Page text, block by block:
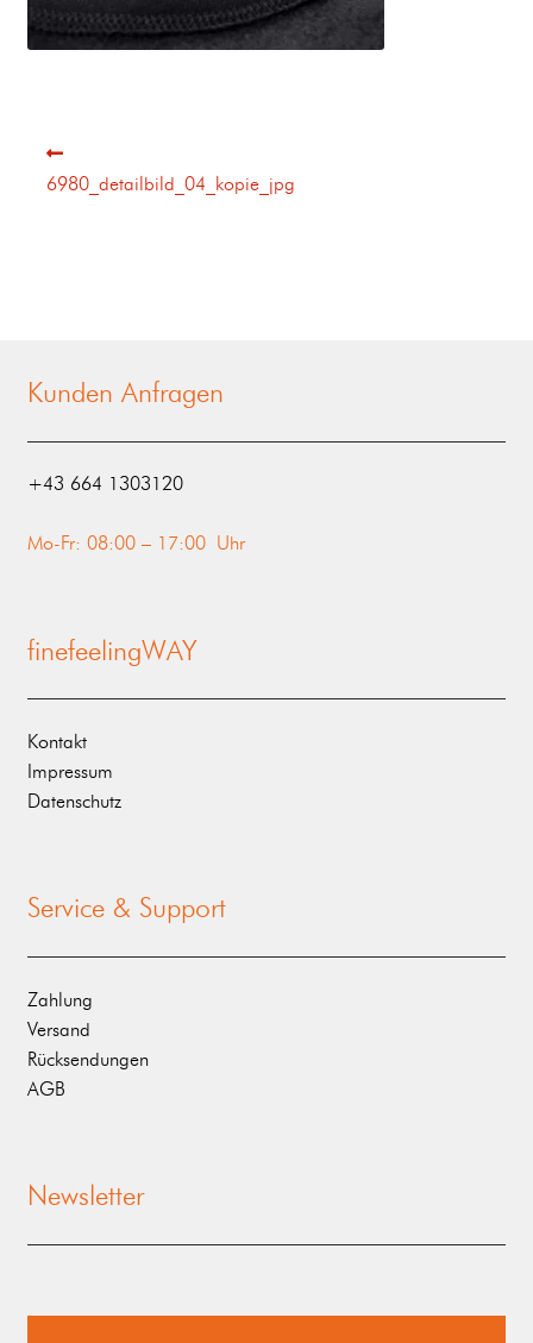
6980_detailbild_04_kopie_jpg
Kunden Anfragen
‭+43 664 1303120‬
Mo-Fr: 08:00 – 17:00 Uhr
finefeelingWAY
Kontakt
Impressum
Datenschutz
Service & Support
Zahlung
Versand
Rücksendungen
AGB
Newsletter